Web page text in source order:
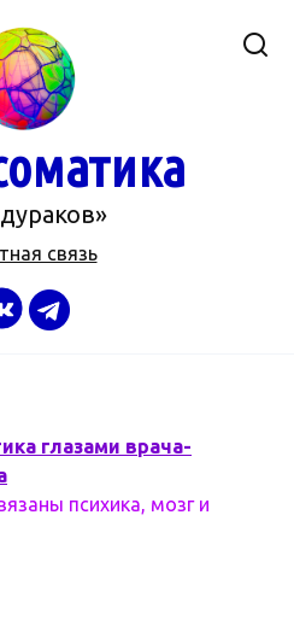
связь
глазами врача-
психика, мозг и